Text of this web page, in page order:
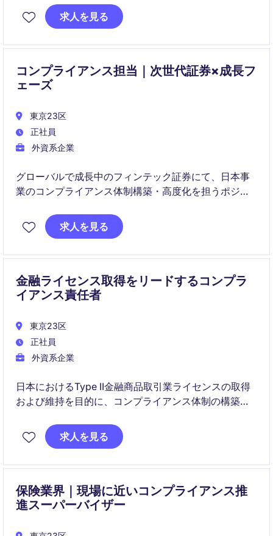
規制対応から組織全体のリスク文化醸成まで幅広く担
求人を見る
コンプライアンス担当｜次世代証券×成長フ
ェーズ
東京23区
正社員
外資系企業
グローバルで成長中のフィンテック証券にて、日本事
業のコンプライアンス体制構築・高度化を担うポジシ
に伴うリスク整備まで幅広く関与し、事業成長を支え
ます。
求人を見る
金融ライセンス取得をリードするコンプラ
イアンス責任者
東京23区
正社員
外資系企業
日本におけるType II金融商品取引業ライセンスの取得
および維持を目的に、コンプライアンス体制の構築・
規制対応、当局対応、社内教育まで幅広く担い、事業
求人を見る
保険業界｜現場に近いコンプライアンス推
進スーパーバイザー